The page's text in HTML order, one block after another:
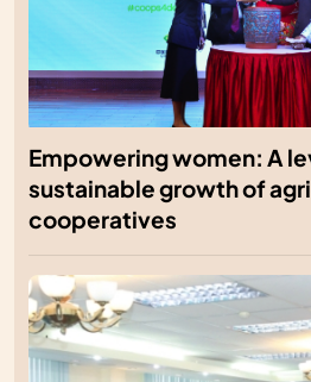
Empowering women: A
sustainable growth of
cooperatives